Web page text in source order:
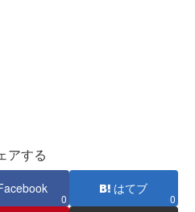
アする
0
はてブ
0